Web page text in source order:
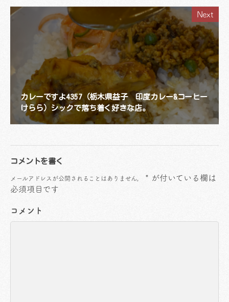
Next
カレーですよ4357（栃木県益子 印度カレー&コーヒー
けらら）シックで落ち着く好きな店。
コメントを書く
メールアドレスが公開されることはありません。 * が付いている欄は
必須項目です
コメント